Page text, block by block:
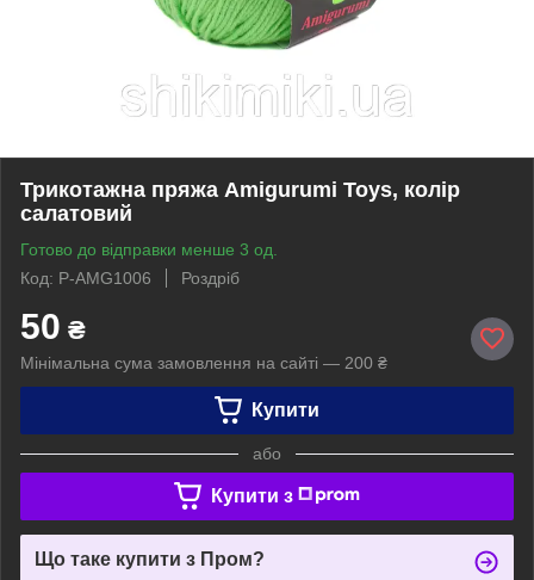
Трикотажна пряжа Amigurumi Toys, колір
салатовий
Готово до відправки менше 3 од.
Код: P-AMG1006
Роздріб
50 ₴
Мінімальна сума замовлення на сайті — 200 ₴
Купити
або
Купити з
Що таке купити з Пром?